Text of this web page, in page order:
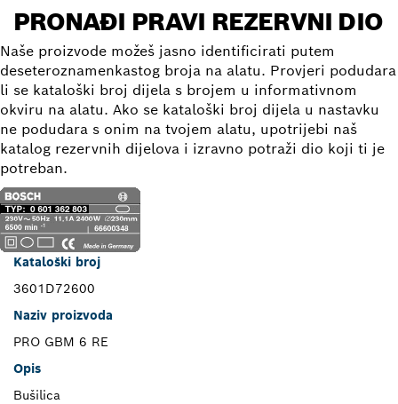
PRONAĐI PRAVI REZERVNI DIO
Naše proizvode možeš jasno identificirati putem
deseteroznamenkastog broja na alatu. Provjeri podudara
li se kataloški broj dijela s brojem u informativnom
okviru na alatu. Ako se kataloški broj dijela u nastavku
ne podudara s onim na tvojem alatu, upotrijebi naš
katalog rezervnih dijelova i izravno potraži dio koji ti je
potreban.
Kataloški broj
3601D72600
Naziv proizvoda
PRO GBM 6 RE
Opis
Bušilica